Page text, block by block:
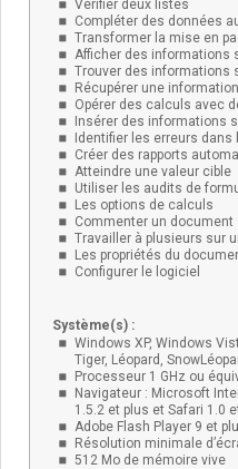
Vérifier deux listes
Compléter des données
Transformer la mise en
Afficher des informations
Trouver des informations
Récupérer une
Opérer des calculs avec
Insérer des informations
Identifier les erreurs
Créer des rapports
Atteindre une valeur cible
Utiliser les audits de
Les options de calculs
Commenter un document
Travailler à plusieurs sur
Les propriétés du
Configurer le logiciel
Système(s) :
Windows XP, Windows
Tiger, Léopard,
Processeur 1 GHz ou
Navigateur : Microsoft
1.5.2 et plus et Safari 1.0
Adobe Flash Player 9 et
Résolution minimale
512 Mo de mémoire vive